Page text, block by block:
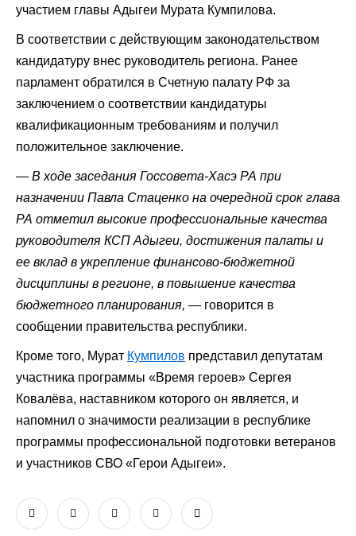
участием главы Адыгеи Мурата Кумпилова.
В соответствии с действующим законодательством
кандидатуру внес руководитель региона. Ранее
парламент обратился в Счетную палату РФ за
заключением о соответствии кандидатуры
квалификационным требованиям и получил
положительное заключение.
— В ходе заседания Госсовета-Хасэ РА при
назначении Павла Стаценко на очередной срок глава
РА отметил высокие профессиональные качества
руководителя КСП Адыгеи, достижения палаты и
ее вклад в укрепление финансово-бюджетной
дисциплины в регионе, в повышение качества
бюджетного планирования, — говорится в
сообщении правительства республики.
Кроме того, Мурат Кумпилов представил депутатам
участника программы «Время героев» Сергея
Ковалёва, наставником которого он является, и
напомнил о значимости реализации в республике
программы профессиональной подготовки ветеранов
и участников СВО «Герои Адыгеи».